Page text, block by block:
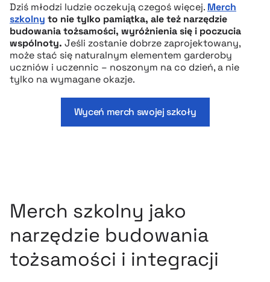
Dziś młodzi ludzie oczekują czegoś więcej. Merch
szkolny to nie tylko pamiątka, ale też narzędzie
budowania tożsamości, wyróżnienia się i poczucia
wspólnoty. Jeśli zostanie dobrze zaprojektowany,
może stać się naturalnym elementem garderoby
uczniów i uczennic – noszonym na co dzień, a nie
tylko na wymagane okazje.
Wyceń merch swojej szkoły
Merch szkolny jako
narzędzie budowania
tożsamości i integracji